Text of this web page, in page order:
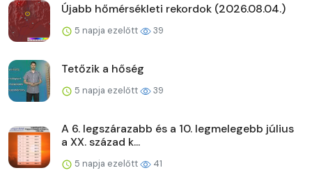
Újabb hőmérsékleti rekordok (2026.08.04.)
5 napja ezelőtt 39
Tetőzik a hőség
5 napja ezelőtt 39
A 6. legszárazabb és a 10. legmelegebb július
a XX. század k...
5 napja ezelőtt 41